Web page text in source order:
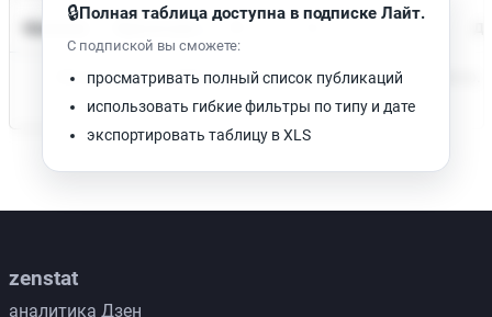
Время чтения
Нет доступных публикаций. Попробуйте изменить фильтр.
🔒Полная таблица доступна в подписке Лайт.
С подпиской вы сможете:
просматривать полный список публикаций
использовать гибкие фильтры по типу и дате
экспортировать таблицу в XLS
zenstat
аналитика Дзен